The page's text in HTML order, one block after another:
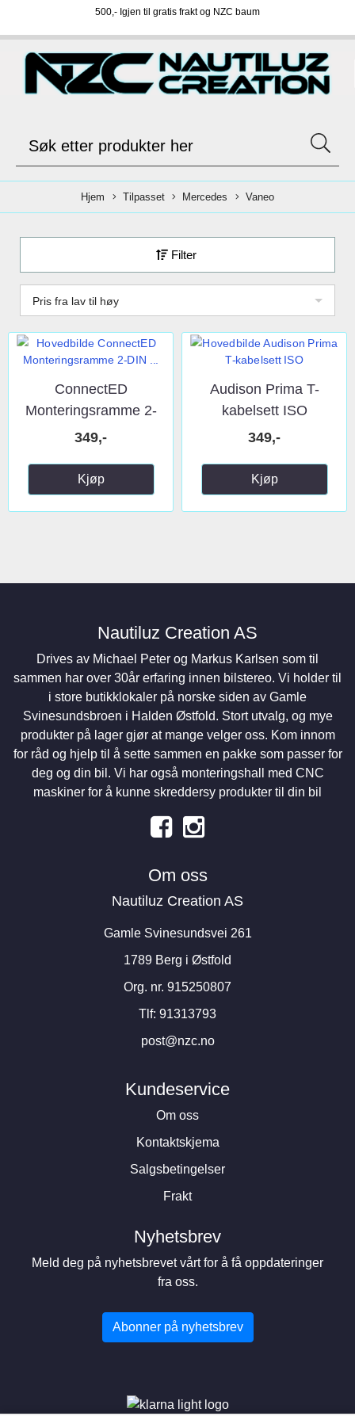
500,- Igjen til gratis frakt og NZC baum
Hjem Tilpasset Mercedes Vaneo
Filter
Pris fra lav til høy
ConnectED
Monteringsramme 2-
DIN ...
349,-
Kjøp
Audison Prima T-
kabelsett ISO
349,-
Kjøp
Nautiluz Creation AS
Drives av Michael Peter og Markus Karlsen som til
sammen har over 30år erfaring innen bilstereo. Vi holder til
i store butikklokaler på norske siden av Gamle
Svinesundsbroen i Halden Østfold. Stort utvalg, og mye
produkter på lager gjør at mange velger oss. Kom innom
for råd og hjelp til å sette sammen en pakke som passer for
deg og din bil. Vi har også monteringshall med CNC
maskiner for å kunne skreddersy produkter til din bil
Om oss
Nautiluz Creation AS
Gamle Svinesundsvei 261
1789 Berg i Østfold
Org. nr. 915250807
Tlf: 91313793
post@nzc.no
Kundeservice
Om oss
Kontaktskjema
Salgsbetingelser
Frakt
Nyhetsbrev
Meld deg på nyhetsbrevet vårt for å få oppdateringer
fra oss.
Abonner på nyhetsbrev